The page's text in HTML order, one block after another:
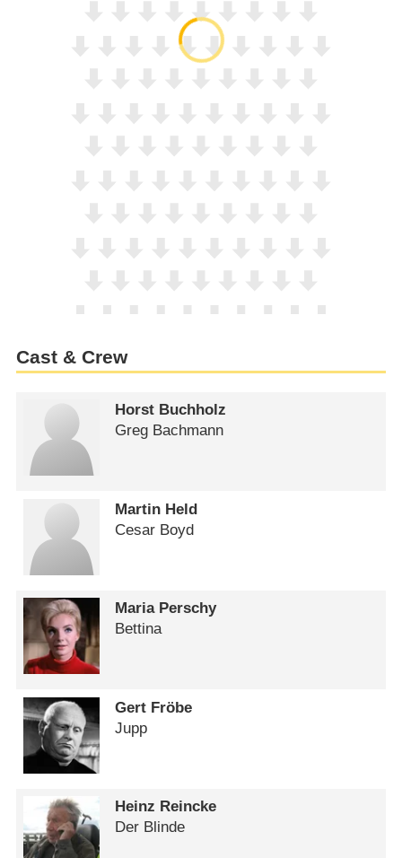
Cast & Crew
Horst Buchholz
Greg Bachmann
Martin Held
Cesar Boyd
Maria Perschy
Bettina
Gert Fröbe
Jupp
Heinz Reincke
Der Blinde